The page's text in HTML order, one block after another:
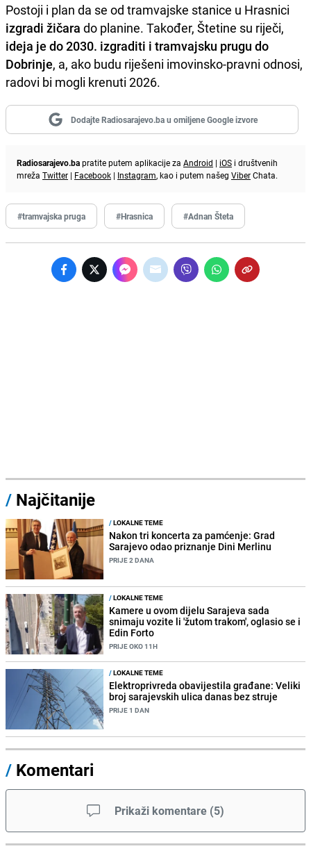
Postoji i plan da se od tramvajske stanice u Hrasnici
izgradi žičara do planine. Također, Štetine su riječi,
ideja je do 2030. izgraditi i tramvajsku prugu do
Dobrinje, a, ako budu riješeni imovinsko-pravni odnosi,
radovi bi mogli krenuti 2026.
Dodajte Radiosarajevo.ba u omiljene Google izvore
Radiosarajevo.bapratite putem aplikacije za Android | iOS i društvenih
mreža Twitter | Facebook | Instagram, kao i putem našeg ViberChata.
#tramvajska pruga #Hrasnica #Adnan Šteta
/ Najčitanije
/LOKALNE TEME
Nakon tri koncerta za pamćenje: Grad
Sarajevo odao priznanje Dini Merlinu
PRIJE 2 DANA
/LOKALNE TEME
Kamere u ovom dijelu Sarajeva sada
snimaju vozite li 'žutom trakom', oglasio se i
Edin Forto
PRIJE OKO 11H
/LOKALNE TEME
Elektroprivreda obavijestila građane: Veliki
broj sarajevskih ulica danas bez struje
PRIJE 1 DAN
/ Komentari
Prikaži komentare (5)